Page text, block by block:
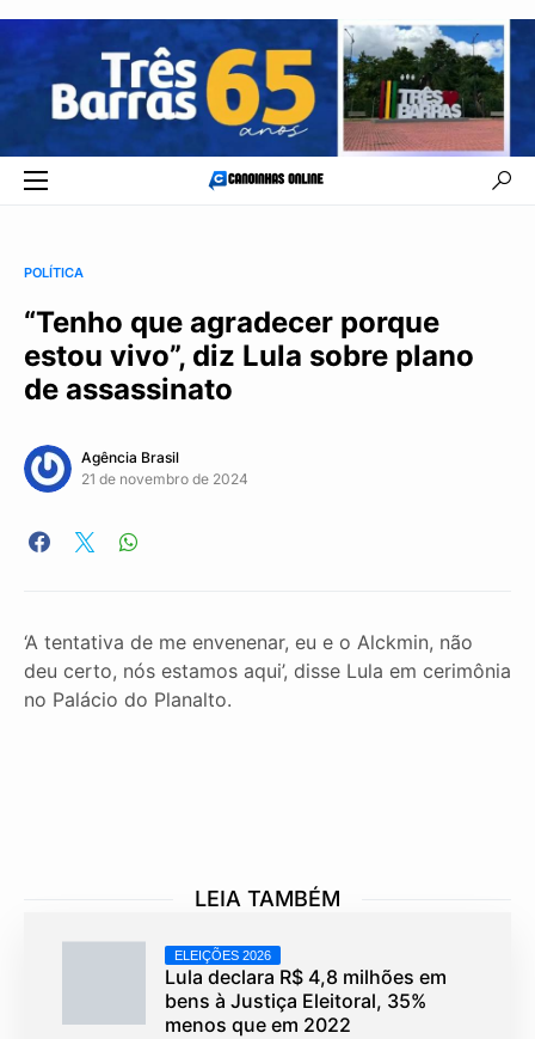
POLÍTICA
“Tenho que agradecer porque
estou vivo”, diz Lula sobre plano
de assassinato
Agência Brasil
21 de novembro de 2024
‘A tentativa de me envenenar, eu e o Alckmin, não
deu certo, nós estamos aqui’, disse Lula em cerimônia
no Palácio do Planalto.
LEIA TAMBÉM
ELEIÇÕES 2026
Lula declara R$ 4,8 milhões em
bens à Justiça Eleitoral, 35%
menos que em 2022